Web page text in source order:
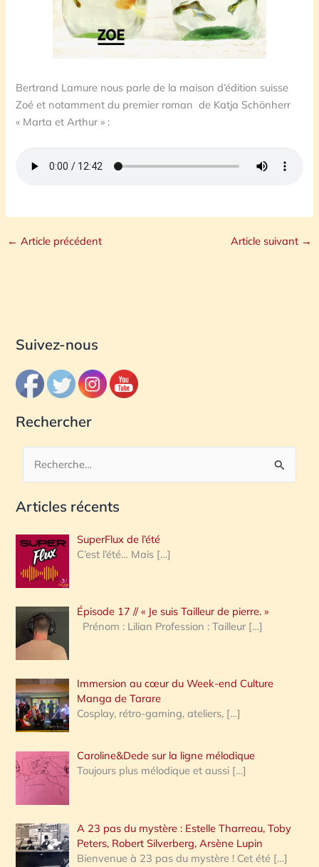
Bertrand Lamure nous parle de la maison d’édition suisse
Zoé et notamment du premier roman de Katja Schönherr
« Marta et Arthur » :
← Article précédent Article suivant →
Suivez-nous
Rechercher
c
e
r
c
h
e
:
Articles récents
SuperFlux de l’été
C’est l’été… Mais […]
Épisode 17 // « Je suis Tailleur de pierre. »
Prénom : Lilian Profession : Tailleur […]
Immersion au cœur du Week-end Culture
Manga de Tarare
Cosplay, rétro-gaming, ateliers, […]
Caroline&Dede sur la ligne mélodique
Toujours plus mélodique et aussi […]
A 23 pas du mystère : Estelle Tharreau, Toby
Peters, Robert Silverberg, Arsène Lupin
Bienvenue à 23 pas du mystère ! Cet été […]